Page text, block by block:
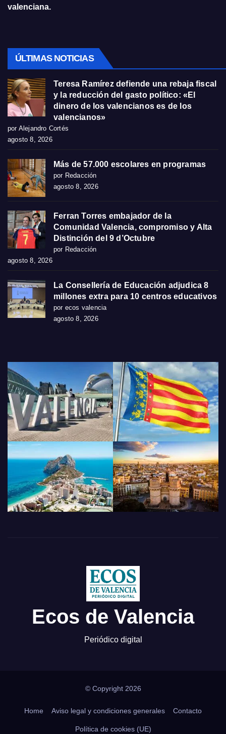
valenciana.
ÚLTIMAS NOTICIAS
Teresa Ramírez defiende una rebaja fiscal
y la reducción del gasto político: «El
dinero de los valencianos es de los
valencianos»
por Alejandro Cortés
agosto 8, 2026
Más de 57.000 escolares en programas
por Redacción
agosto 8, 2026
Ferran Torres embajador de la
Comunidad Valencia, compromiso y Alta
Distinción del 9 d’Octubre
por Redacción
agosto 8, 2026
La Consellería de Educación adjudica 8
millones extra para 10 centros educativos
por ecos valencia
agosto 8, 2026
Ecos de Valencia
Periódico digital
© Copyright 2026
Home Aviso legal y condiciones generales Contacto
Política de cookies (UE)